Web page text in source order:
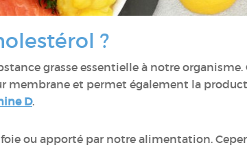
?
grasse essentielle à notre
et permet également la
D.
ou apporté par notre alimentation.